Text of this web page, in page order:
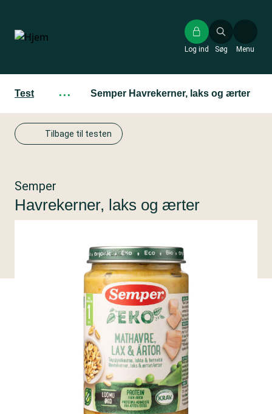
hovedindhold
Søg
Log ind Menu
Test ··· Semper Havrekerner, laks og ærter
Tilbage til testen
Semper
Havrekerner, laks og ærter